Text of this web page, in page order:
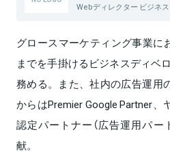
Webディレクター ビジネ
グロースマーケティング事業に
までを手掛けるビジネスディベ
務める。また、社内の広告運用
からはPremier Google Partner
認定パートナー（広告運用パー
献。